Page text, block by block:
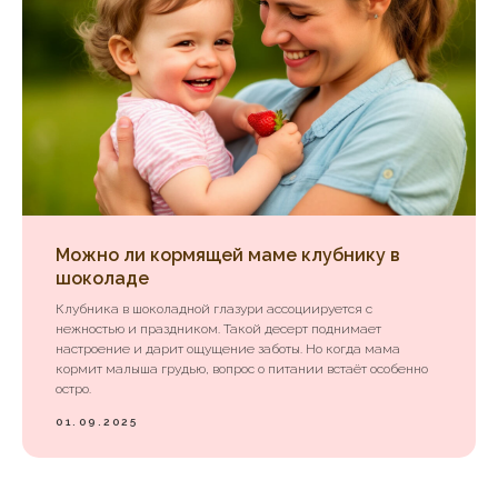
Можно ли кормящей маме клубнику в
шоколаде
Клубника в шоколадной глазури ассоциируется с
нежностью и праздником. Такой десерт поднимает
настроение и дарит ощущение заботы. Но когда мама
кормит малыша грудью, вопрос о питании встаёт особенно
остро.
01.09.2025